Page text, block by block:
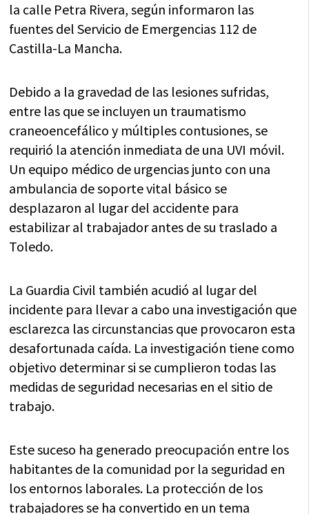
la calle Petra Rivera, según informaron las
fuentes del Servicio de Emergencias 112 de
Castilla-La Mancha.
Debido a la gravedad de las lesiones sufridas,
entre las que se incluyen un traumatismo
craneoencefálico y múltiples contusiones, se
requirió la atención inmediata de una UVI móvil.
Un equipo médico de urgencias junto con una
ambulancia de soporte vital básico se
desplazaron al lugar del accidente para
estabilizar al trabajador antes de su traslado a
Toledo.
La Guardia Civil también acudió al lugar del
incidente para llevar a cabo una investigación que
esclarezca las circunstancias que provocaron esta
desafortunada caída. La investigación tiene como
objetivo determinar si se cumplieron todas las
medidas de seguridad necesarias en el sitio de
trabajo.
Este suceso ha generado preocupación entre los
habitantes de la comunidad por la seguridad en
los entornos laborales. La protección de los
trabajadores se ha convertido en un tema